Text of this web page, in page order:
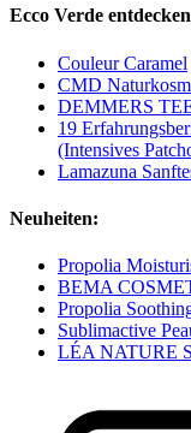
Ecco Verde
Couleur Caramel
CMD
DEMMERS
19
(Intensives
Lamazuna
Neuheiten:
Propolia
BEMA
Propolia
Sublimactive
LÉA NATURE